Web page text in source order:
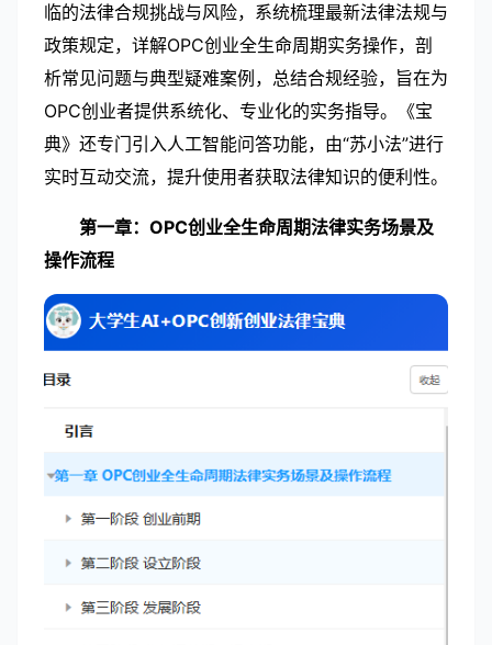
临的法律合规挑战与风险，系统梳理最新法律法规与
政策规定，详解OPC创业全生命周期实务操作，剖
析常见问题与典型疑难案例，总结合规经验，旨在为
OPC创业者提供系统化、专业化的实务指导。《宝
典》还专门引入人工智能问答功能，由“苏小法”进行
实时互动交流，提升使用者获取法律知识的便利性。
第一章：OPC创业全生命周期法律实务场景及
操作流程